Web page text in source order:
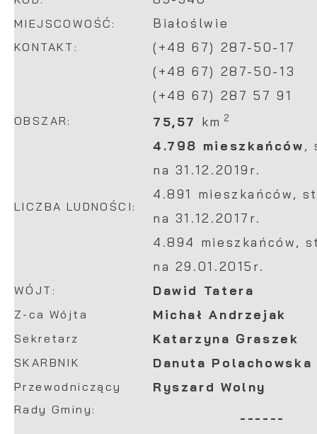
MIEJSCOWOŚĆ: Białoślwie
KONTAKT:
(+48 67) 287-50-17
(+48 67) 287-50-13
(+48 67) 287 57 91
OBSZAR: 75,57 km 2
LICZBA LUDNOŚCI:
4.798 mieszkańców,
na 31.12.2019r.
4.891 mieszkańców,
na 31.12.2017r.
4.894 mieszkańców,
na 29.01.2015r.
WÓJT: Dawid Tatera
Z-ca Wójta Michał Andrzejak
Sekretarz Katarzyna Graszek
SKARBNIK Danuta Polachowska
Przewodniczący
Rady Gminy:
Ryszard Wolny
------
użytkowników. Zgromadzone informacje są
zanonimizowanej. Wyrażenie zgody na
gwarantuje dostępność wszystkich
Reklamowe
informacje i aktualności na stronach naszych
Promocyjne pliki cookies służą do prezentowania
na podstawie analizy Twoich upodobań oraz
dotyczących przeglądanej witryny internetowej.
partnerami oraz innych dostawców usług. Firmy
pośredników prezentujących nasze treści w
komunikatów mediów społecznościowych.